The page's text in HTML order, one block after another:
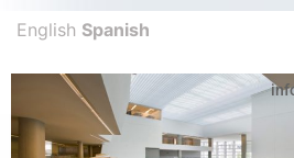
English Spanish